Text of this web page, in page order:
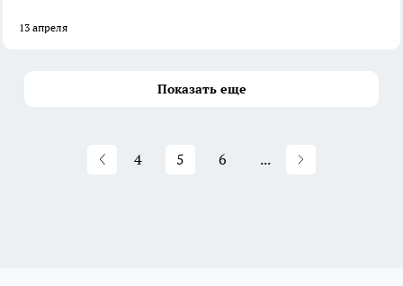
13 апреля
Показать еще
4 5 6 ...